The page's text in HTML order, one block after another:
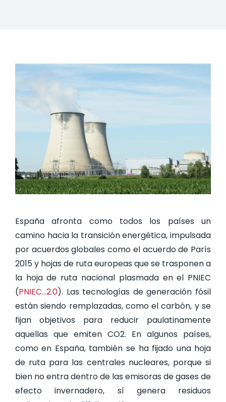
España afronta como todos los países un
camino hacia la transición energética, impulsada
por acuerdos globales como el acuerdo de París
2015 y hojas de ruta europeas que se trasponen a
la hoja de ruta nacional plasmada en el PNIEC
(PNIEC…2.0). Las tecnologías de generación fósil
están siendo remplazadas, como el carbón, y se
fijan objetivos para reducir paulatinamente
aquellas que emiten CO2. En algunos países,
como en España, también se ha fijado una hoja
de ruta para las centrales nucleares, porque si
bien no entra dentro de las emisoras de gases de
efecto invernadero, sí genera residuos